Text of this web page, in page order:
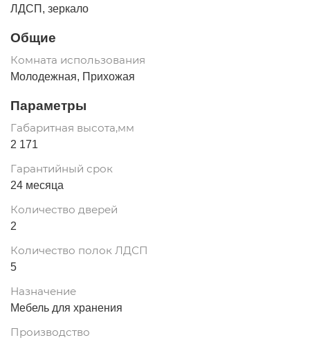
ЛДСП, зеркало
Общие
Комната использования
Молодежная, Прихожая
Параметры
Габаритная высота,мм
2 171
Гарантийный срок
24 месяца
Количество дверей
2
Количество полок ЛДСП
5
Назначение
Мебель для хранения
Производство